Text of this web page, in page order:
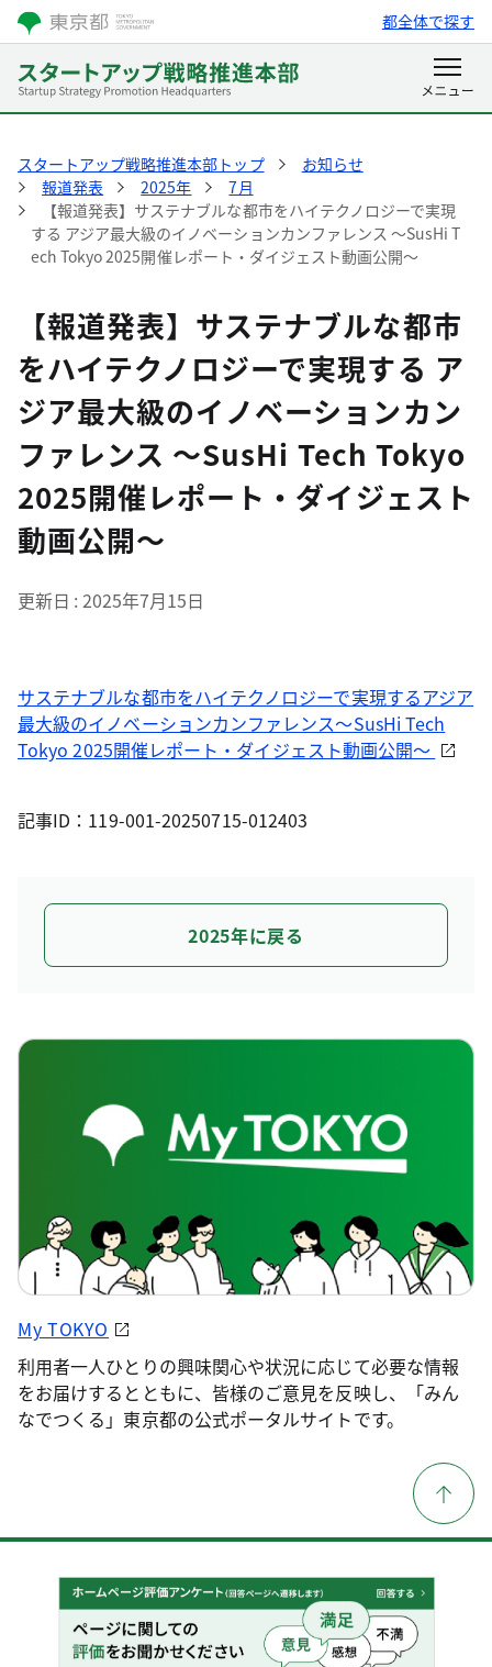
都全体で探す
スタートアップ戦略推進本部トップ
お知らせ
報道発表
2025年
7月
【報道発表】サステナブルな都市をハイテクノロジーで実現
する アジア最大級のイノベーションカンファレンス ～SusHi T
ech Tokyo 2025開催レポート・ダイジェスト動画公開～
【報道発表】サステナブルな都市
をハイテクノロジーで実現する ア
ジア最大級のイノベーションカン
ファレンス ～SusHi Tech Tokyo
2025開催レポート・ダイジェスト
動画公開～
更新日 2025年7月15日
サステナブルな都市をハイテクノロジーで実現するアジア
最大級のイノベーションカンファレンス～SusHi Tech
Tokyo 2025開催レポート・ダイジェスト動画公開～
記事ID：119-001-20250715-012403
2025年に戻る
My TOKYO
利用者一人ひとりの興味関心や状況に応じて必要な情報
をお届けするとともに、皆様のご意見を反映し、「みん
なでつくる」東京都の公式ポータルサイトです。